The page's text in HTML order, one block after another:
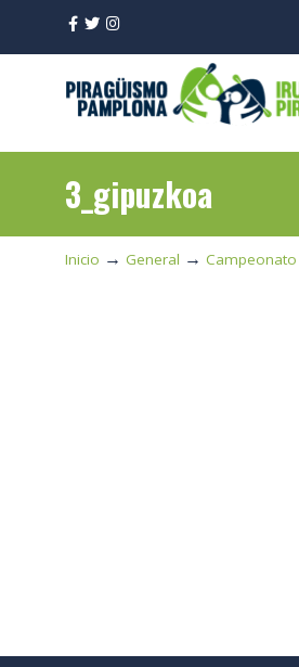
3_gipuzkoa
Inicio →General →